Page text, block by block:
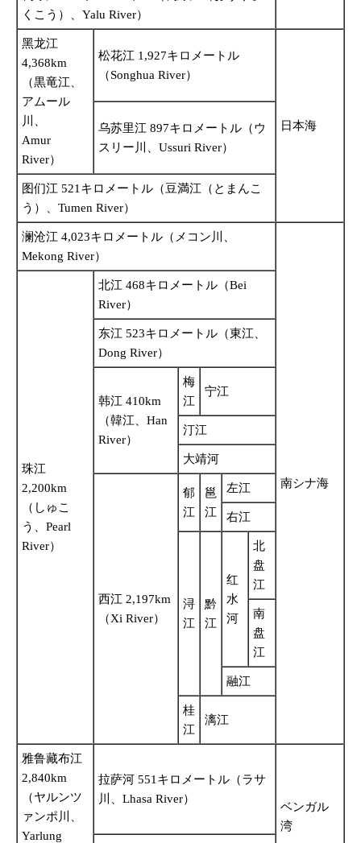
くこう）、Yalu River）
黑龙江
4,368km
（黒竜江、
アムール
川、
Amur
River）
松花江 1,927キロメートル
（Songhua River）
日本海
乌苏里江 897キロメートル（ウ
スリー川、Ussuri River）
图们江 521キロメートル（豆満江（とまんこ
う）、Tumen River）
澜沧江 4,023キロメートル（メコン川、
Mekong River）
南シナ海
珠江
2,200km
（しゅこ
う、Pearl
River）
北江 468キロメートル（Bei
River）
东江 523キロメートル（東江、
Dong River）
韩江 410km
（韓江、Han
River）
梅
江
宁江
汀江
大靖河
西江 2,197km
（Xi River）
郁
江
邕
江
左江
右江
浔
江
黔
江
红
水
河
北
盘
江
南
盘
江
融江
桂
江
漓江
雅鲁藏布江
2,840km
（ヤルンツ
ァンポ川、
Yarlung
拉萨河 551キロメートル（ラサ
川、Lhasa River）
ベンガル
湾